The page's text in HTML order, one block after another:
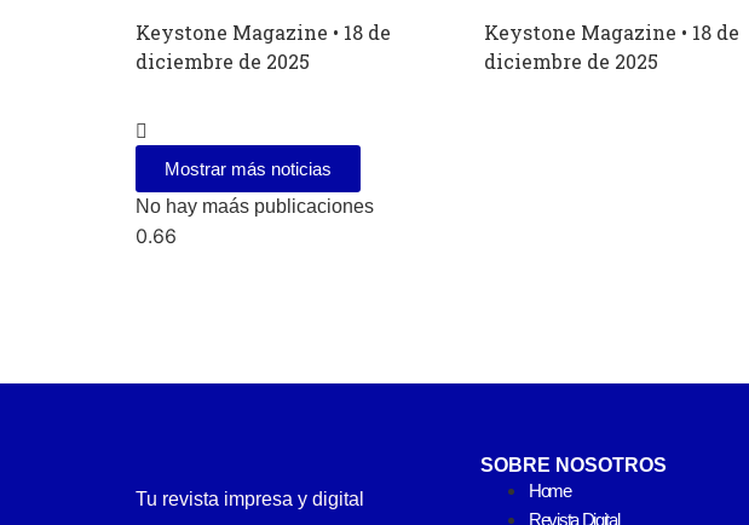
Keystone Magazine
18 de
diciembre de 2025
Keystone Magazine
18 de
diciembre de 2025
Mostrar más noticias
No hay maás publicaciones
Tu revista impresa y digital
SOBRE NOSOTROS
Home
Revista Digital